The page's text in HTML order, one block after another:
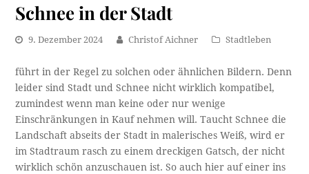
Schnee in der Stadt
9. Dezember 2024 Christof Aichner Stadtleben
führt in der Regel zu solchen oder ähnlichen Bildern. Denn
leider sind Stadt und Schnee nicht wirklich kompatibel,
zumindest wenn man keine oder nur wenige
Einschränkungen in Kauf nehmen will. Taucht Schnee die
Landschaft abseits der Stadt in malerisches Weiß, wird er
im Stadtraum rasch zu einem dreckigen Gatsch, der nicht
wirklich schön anzuschauen ist. So auch hier auf einer ins